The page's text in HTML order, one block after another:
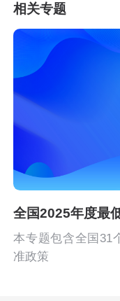
相关专题
全国2025年度最
本专题包含全国31
准政策